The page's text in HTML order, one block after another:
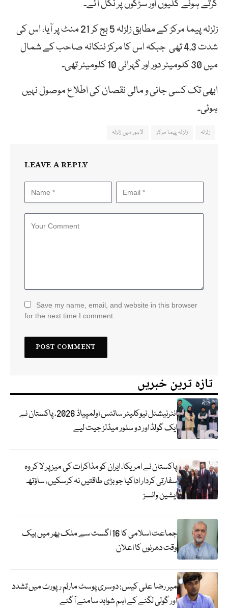
کرتے ہوئے گلیوں اور سڑکوں پر نکل آئے۔
زلزلہ پیما مرکز کے مطابق زلزلہ 5 بج کر 21 منٹ پر آیا، اس کی
شدت 4.3 تھی جبکہ اس کا مرکز ننکانہ صاحب کے شمال
میں 30 کلومیٹر دور اور گہرائی 10 کلومیٹر تھی۔
ابھی تک کسی جانی و مالی نقصان کی اطلاع موصول نہیں
ہوئی۔
زلزلہ زلزلہ پیما مرکز لاہور میں زلزلہ
LEAVE A REPLY
Save my name, email, and website in this browser
for the next time I comment.
تازہ ترین خبریں
انٹرنیشنل نیوکلیئر سائنس اولمپیاڈ 2026، پاکستان نے
ایک گولڈ اور دو سلور میڈلز جیت لیے
پاکستان نے امریکا، ایران کو مذاکرات کی میز پر لا کر وہ
سفارتی کردار اداکیا جو بڑی طاقتیں نہ کرسکیں، ساؤتھ
ایشین وائسز
جماعت اسلامی کا 16 اگست سے ملک بھر میں بیک
وقت دھرنوں کا اعلان
میر رضا علی کیس: دوسری پوسٹ مارٹم رپورٹ میں تشدد
اور گولی لگنے کے اہم شواہد سامنے آگئے